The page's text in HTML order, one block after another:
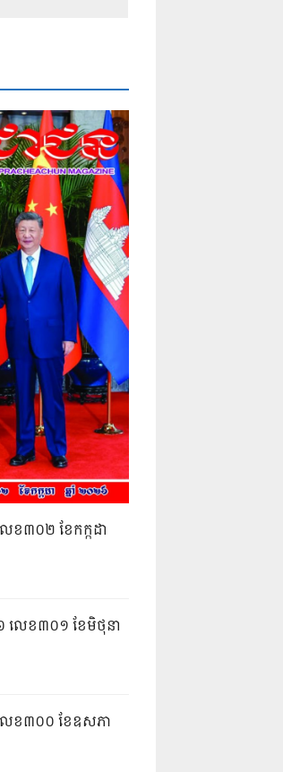
េខ៣០២ ខែកក្កដា
៦ លេខ៣០១ ខែមិថុនា
លេខ៣០០ ខែឧសភា